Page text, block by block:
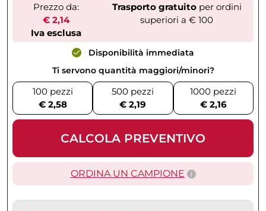
Prezzo da:
€ 2,14
Iva esclusa
Trasporto gratuitoper ordini
superiori a € 100
Disponibilità immediata
Ti servono quantità maggiori/minori?
100 pezzi
€ 2,58
500 pezzi
€ 2,19
1000 pezzi
€ 2,16
CALCOLA PREVENTIVO
ORDINA UN CAMPIONE